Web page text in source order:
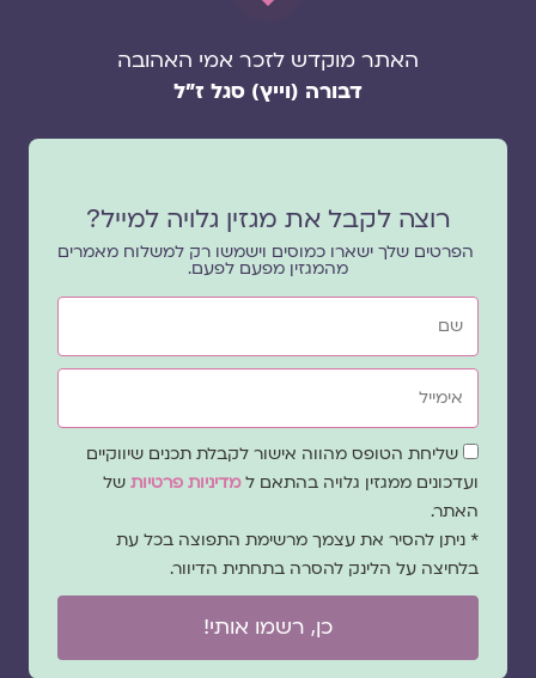
האתר מוקדש לזכר אמי האהובה
דבורה (וייץ) סגל ז"ל
רוצה לקבל את מגזין גלויה למייל?
הפרטים שלך ישארו כמוסים וישמשו רק למשלוח מאמרים
מהמגזין מפעם לפעם.
שם
אימייל
שדה
הסכמה
שליחת הטופס מהווה אישור לקבלת תכנים שיווקיים
ועדכונים ממגזין גלויה בהתאם ל מדיניות פרטיותשל
האתר.
* ניתן להסיר את עצמך מרשימת התפוצה בכל עת
בלחיצה על הלינק להסרה בתחתית הדיוור.
כן, רשמו אותי!